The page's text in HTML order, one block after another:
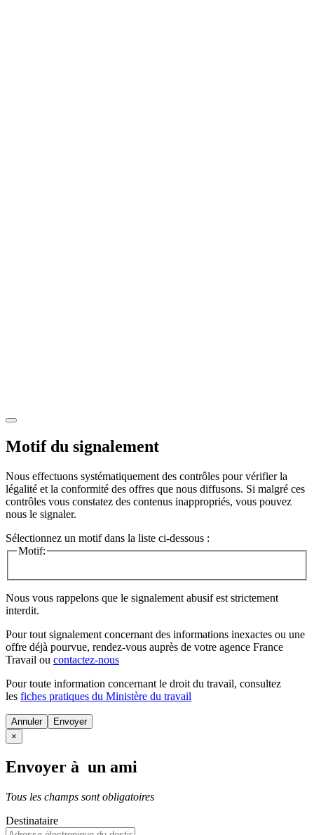
Motif du signalement
Nous effectuons systématiquement des contrôles pour vérifier la
légalité et la conformité des offres que nous diffusons. Si malgré ces
contrôles vous constatez des contenus inappropriés, vous pouvez
nous le signaler.
Sélectionnez un motif dans la liste ci-dessous :
Motif:
Nous vous rappelons que le signalement abusif est strictement
interdit.
Pour tout signalement concernant des informations inexactes ou une
offre déjà pourvue, rendez-vous auprès de votre agence France
Travail ou contactez-nous
Pour toute information concernant le droit du travail, consultez
les fiches pratiques du Ministère du travail
Annuler
×
Envoyer à un ami
Tous les champs sont obligatoires
Destinataire